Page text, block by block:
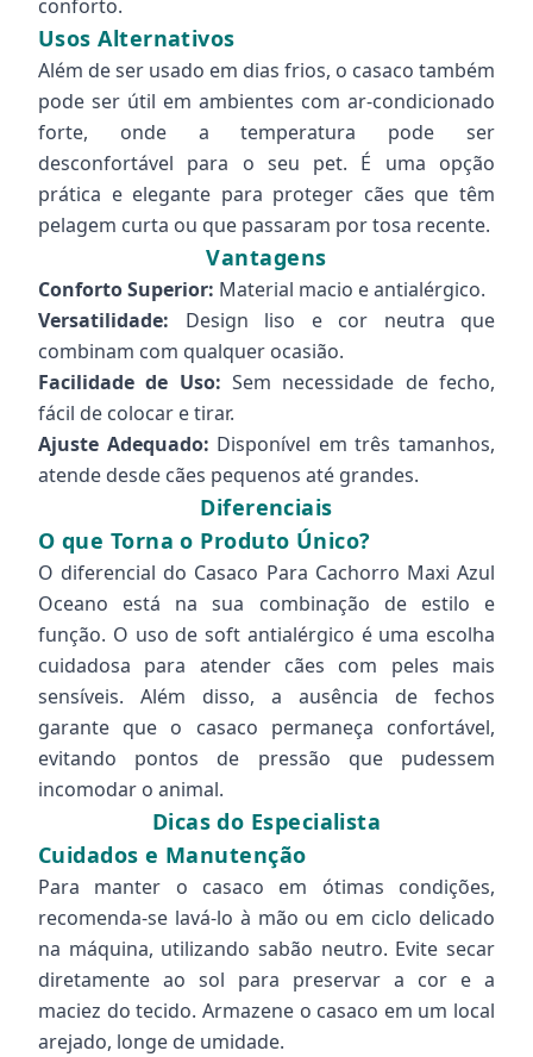
conforto.
Usos Alternativos
Além de ser usado em dias frios, o casaco também
pode ser útil em ambientes com ar-condicionado
forte, onde a temperatura pode ser
desconfortável para o seu pet. É uma opção
prática e elegante para proteger cães que têm
pelagem curta ou que passaram por tosa recente.
Vantagens
Conforto Superior: Material macio e antialérgico.
Versatilidade: Design liso e cor neutra que
combinam com qualquer ocasião.
Facilidade de Uso: Sem necessidade de fecho,
fácil de colocar e tirar.
Ajuste Adequado: Disponível em três tamanhos,
atende desde cães pequenos até grandes.
Diferenciais
O que Torna o Produto Único?
O diferencial do Casaco Para Cachorro Maxi Azul
Oceano está na sua combinação de estilo e
função. O uso de soft antialérgico é uma escolha
cuidadosa para atender cães com peles mais
sensíveis. Além disso, a ausência de fechos
garante que o casaco permaneça confortável,
evitando pontos de pressão que pudessem
incomodar o animal.
Dicas do Especialista
Cuidados e Manutenção
Para manter o casaco em ótimas condições,
recomenda-se lavá-lo à mão ou em ciclo delicado
na máquina, utilizando sabão neutro. Evite secar
diretamente ao sol para preservar a cor e a
maciez do tecido. Armazene o casaco em um local
arejado, longe de umidade.